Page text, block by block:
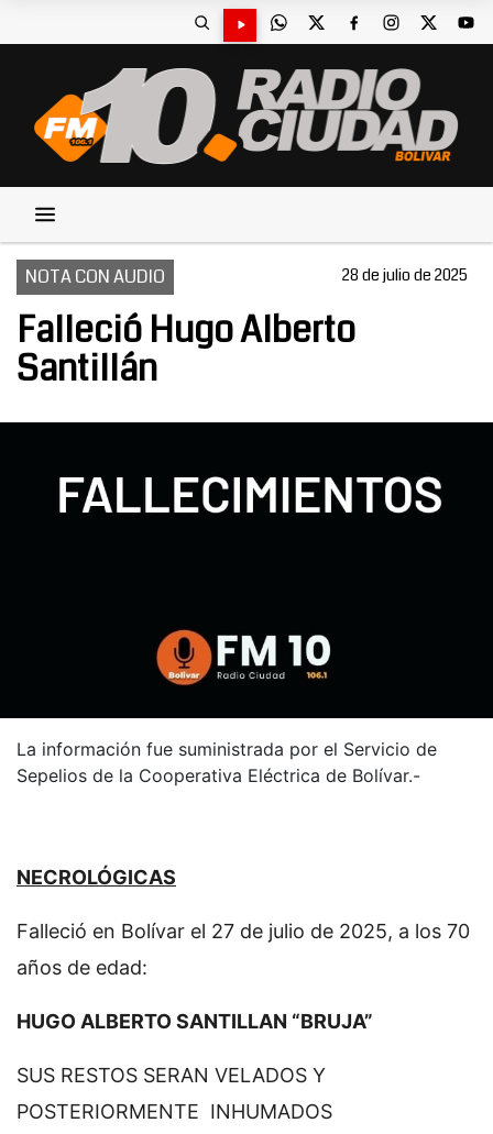
NOTA CON AUDIO 28 de julio de 2025
Falleció Hugo Alberto
Santillán
La información fue suministrada por el Servicio de
Sepelios de la Cooperativa Eléctrica de Bolívar.-
NECROLÓGICAS
Falleció en Bolívar el 27 de julio de 2025, a los 70
años de edad:
HUGO ALBERTO SANTILLAN “BRUJA”
SUS RESTOS SERAN VELADOS Y
POSTERIORMENTE INHUMADOS